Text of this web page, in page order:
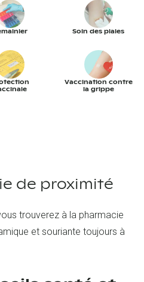
Soin des plaies
Vaccination contre
la grippe
de proximité
trouverez à la pharmacie
et souriante toujours à